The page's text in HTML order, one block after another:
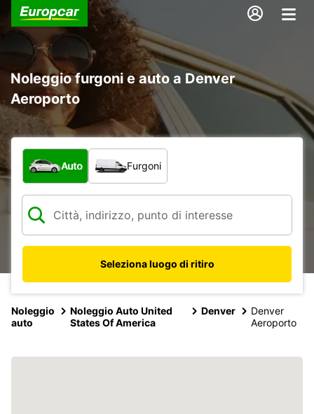
Noleggio furgoni e auto a Denver
Aeroporto
Scegli la tipologia di veicolo:
Auto Furgoni
Seleziona luogo di ritiro
Noleggio
auto
Noleggio Auto United
States Of America
Denver
Denver
Aeroporto